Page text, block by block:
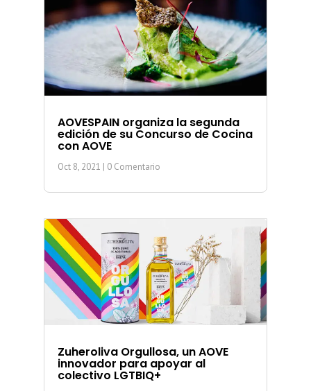
AOVESPAIN organiza la segunda
edición de su Concurso de Cocina
con AOVE
Oct 8, 2021 | 0 Comentario
Zuheroliva Orgullosa, un AOVE
innovador para apoyar al
colectivo LGTBIQ+